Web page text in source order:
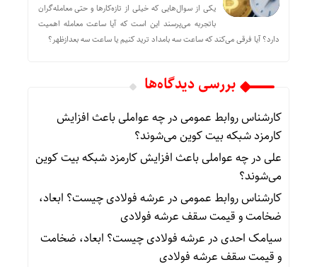
یکی از سوال‌هایی که خیلی از تازه‌کارها و حتی معامله‌گران
باتجربه می‌پرسند این است که آیا ساعت معامله اهمیت
دارد؟ آیا فرقی می‌کند که ساعت سه بامداد ترید کنیم یا ساعت سه بعدازظهر؟
بررسی دیدگاه‌ها
کارشناس روابط عمومیدرچه عواملی باعث افزایش
کارمزد شبکه بیت کوین می‌شوند؟
علیدرچه عواملی باعث افزایش کارمزد شبکه بیت کوین
می‌شوند؟
کارشناس روابط عمومیدر عرشه فولادی چیست؟ ابعاد،
ضخامت و قیمت سقف عرشه فولادی
سیامک احدیدر عرشه فولادی چیست؟ ابعاد، ضخامت
و قیمت سقف عرشه فولادی